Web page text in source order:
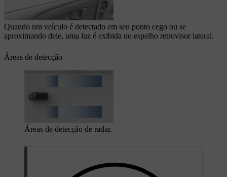
Quando um veículo é detectado em seu ponto cego ou se
aproximando dele, uma luz é exibida no espelho retrovisor lateral.
Áreas de detecção
Áreas de detecção de radar.